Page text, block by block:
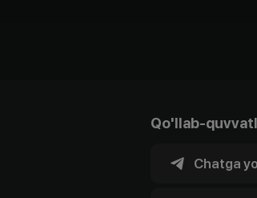
Qo'llab-
Chatga